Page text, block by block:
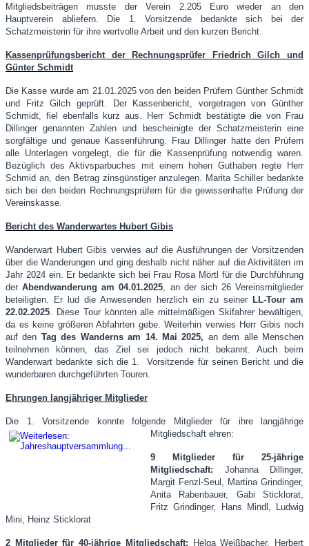
Mitgliedsbeiträgen musste der Verein 2.205 Euro wieder an den
Hauptverein abliefern. Die 1. Vorsitzende bedankte sich bei der
Schatzmeisterin für ihre wertvolle Arbeit und den kurzen Bericht.
Kassenprüfungsbericht der Rechnungsprüfer Friedrich Gilch und
Günter Schmidt
Die Kasse wurde am 21.01.2025 von den beiden Prüfern Günther Schmidt
und Fritz Gilch geprüft. Der Kassenbericht, vorgetragen von Günther
Schmidt, fiel ebenfalls kurz aus. Herr Schmidt bestätigte die von Frau
Dillinger genannten Zahlen und bescheinigte der Schatzmeisterin eine
sorgfältige und genaue Kassenführung. Frau Dillinger hatte den Prüfern
alle Unterlagen vorgelegt, die für die Kassenprüfung notwendig waren.
Bezüglich des Aktivsparbuches mit einem hohen Guthaben regte Herr
Schmid an, den Betrag zinsgünstiger anzulegen. Marita Schiller bedankte
sich bei den beiden Rechnungsprüfern für die gewissenhafte Prüfung der
Vereinskasse.
Bericht des Wanderwartes Hubert Gibis
Wanderwart Hubert Gibis verwies auf die Ausführungen der Vorsitzenden
über die Wanderungen und ging deshalb nicht näher auf die Aktivitäten im
Jahr 2024 ein. Er bedankte sich bei Frau Rosa Mörtl für die Durchführung
derAbendwanderung am 04.01.2025 , an der sich 26 Vereinsmitglieder
beteiligten. Er lud die Anwesenden herzlich ein zu seiner LL-Tour am
22.02.2025 . Diese Tour könnten alle mittelmäßigen Skifahrer bewältigen,
da es keine größeren Abfahrten gebe. Weiterhin verwies Herr Gibis noch
auf den Tag des Wanderns am 14. Mai 2025, an dem alle Menschen
teilnehmen können, das Ziel sei jedoch nicht bekannt. Auch beim
Wanderwart bedankte sich die 1. Vorsitzende für seinen Bericht und die
wunderbaren durchgeführten Touren.
Ehrungen langjähriger Mitglieder
Die 1. Vorsitzende konnte folgende Mitglieder für ihre langjährige
Mitgliedschaft ehren:
9 Mitglieder für 25-jährige
Mitgliedschaft: Johanna Dillinger,
Margit Fenzl-Seul, Martina Grindinger,
Anita Rabenbauer, Gabi Sticklorat,
Fritz Grindinger, Hans Mindl, Ludwig
Mini, Heinz Sticklorat
2 Mitglieder für 40-jährige Mitgliedschaft: Helga Weißbacher, Herbert